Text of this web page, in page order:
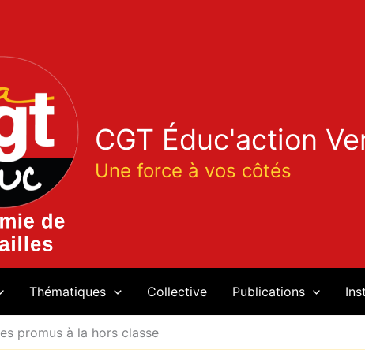
CGT Éduc'action
Une force à vos côtés
Thématiques Collective Publications
promus à la hors classe